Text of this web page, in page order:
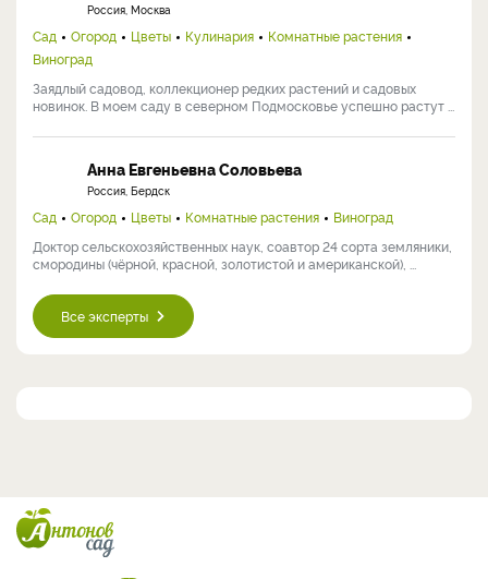
Россия, Москва
Сад Огород Цветы Кулинария
Комнатные растения
Виноград
Заядлый садовод, коллекционер редких растений и садовых
новинок. В моем саду в северном Подмосковье успешно растут ...
Анна Евгеньевна Соловьева
Россия, Бердск
Сад Огород Цветы Комнатные растения
Виноград
Доктор сельскохозяйственных наук, соавтор 24 сорта земляники,
смородины (чёрной, красной, золотистой и американской), ...
Все эксперты